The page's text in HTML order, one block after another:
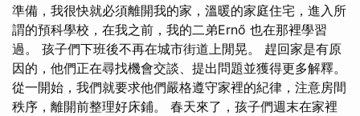
準備，我很快就必須離開我的家，溫暖的家庭住宅，進入所
謂的預科學校，在我之前，我的二弟Ernő 也在那裡學習
過。 孩子們下班後不再在城市街道上閒晃。 趕回家是有原
因的，他們正在尋找機會交談、提出問題並獲得更多解釋。
從一開始，我們就要求他們嚴格遵守家裡的紀律，注意房間
秩序，離開前整理好床鋪。 春天來了，孩子們週末在家裡